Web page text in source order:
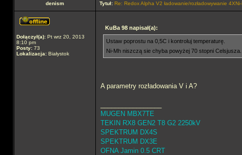
denism Tytuł: Re: Redox Alpha V2 ładowanie/rozładowywanie
Dołączył(a): Pt wrz 20, 2013
8:10 pm
Posty: 73
Lokalizacja: Białystok
KuBa 98 napisał(a):
Ustaw poprostu na 0,5C i kontroluj temperaturę.
Ni-Mh niszczą sie chyba powyżej 70 stopni
A parametry rozładowania V i A?
MUGEN MBX7TE
TEKIN RX8 GEN2 T8 G2 2250kV
SPEKTRUM DX4S
SPEKTRUM DX3E
OFNA Jamin 0.5 CRT